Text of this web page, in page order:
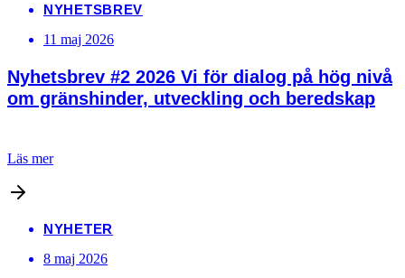
NYHETSBREV
11 maj 2026
Nyhetsbrev #2 2026 Vi för dialog på hög nivå
om gränshinder, utveckling och beredskap
Läs mer
NYHETER
8 maj 2026